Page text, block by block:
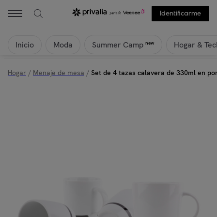
Identificarme
Inicio Moda Summer Camp new Hogar &
Hogar / Menaje de mesa / Set de 4 tazas calavera de 330ml en